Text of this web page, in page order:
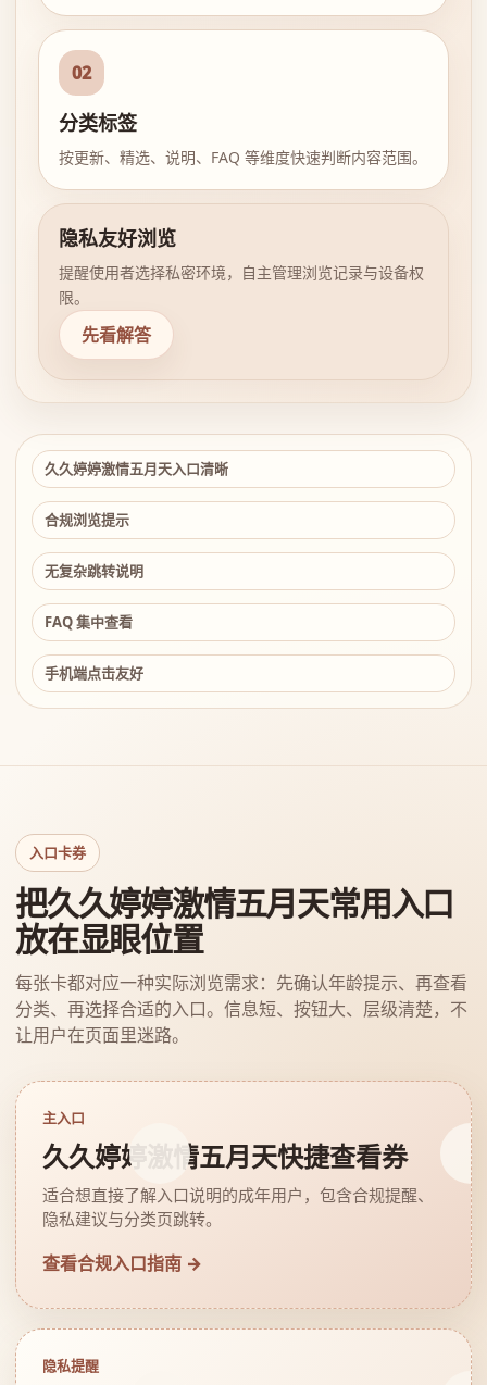
02
分类标签
按更新、精选、说明、FAQ 等维度快速判断内容范围。
隐私友好浏览
提醒使用者选择私密环境，自主管理浏览记录与设备权
限。
先看解答
久久婷婷激情五月天入口清晰
合规浏览提示
无复杂跳转说明
FAQ 集中查看
手机端点击友好
入口卡券
把久久婷婷激情五月天常用入口
放在显眼位置
每张卡都对应一种实际浏览需求：先确认年龄提示、再查看
分类、再选择合适的入口。信息短、按钮大、层级清楚，不
让用户在页面里迷路。
主入口
久久婷婷激情五月天快捷查看券
适合想直接了解入口说明的成年用户，包含合规提醒、
隐私建议与分类页跳转。
查看合规入口指南 →
隐私提醒